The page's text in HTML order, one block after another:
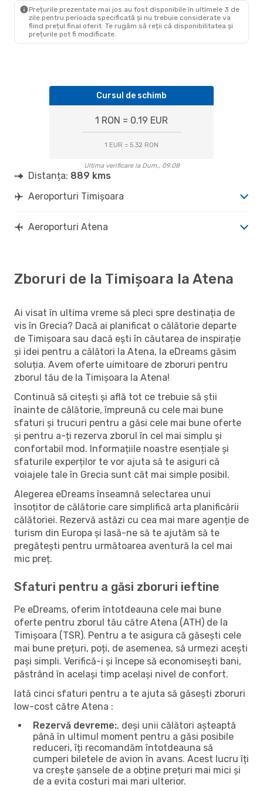
Prețurile prezentate mai jos au fost disponibile în ultimele 3 de
zile pentru perioada specificată și nu trebuie considerate va
fiind prețul final oferit. Te rugăm să reții că disponibilitatea și
prețurile pot fi modificate.
Cursul de schimb
1 RON = 0.19 EUR
1 EUR = 5.32 RON
Ultima verificare la Dum., 09.08
Distanța: 889 kms
Aeroporturi Timișoara
Aeroporturi Atena
Zboruri de la Timișoara la Atena
Ai visat în ultima vreme să pleci spre destinația de
vis în Grecia? Dacă ai planificat o călătorie departe
de Timișoara sau dacă ești în căutarea de inspirație
și idei pentru a călători la Atena, la eDreams găsim
soluția. Avem oferte uimitoare de zboruri pentru
zborul tău de la Timișoara la Atena!
Continuă să citești și află tot ce trebuie să știi
înainte de călătorie, împreună cu cele mai bune
sfaturi și trucuri pentru a găsi cele mai bune oferte
și pentru a-ți rezerva zborul în cel mai simplu și
confortabil mod. Informațiile noastre esențiale și
sfaturile experților te vor ajuta să te asiguri că
voiajele tale în Grecia sunt cât mai simple posibil.
Alegerea eDreams înseamnă selectarea unui
însoțitor de călătorie care simplifică arta planificării
călătoriei. Rezervă astăzi cu cea mai mare agenție de
turism din Europa și lasă-ne să te ajutăm să te
pregătești pentru următoarea aventură la cel mai
mic preț.
Sfaturi pentru a găsi zboruri ieftine
Pe eDreams, oferim întotdeauna cele mai bune
oferte pentru zborul tău către Atena (ATH) de la
Timișoara (TSR). Pentru a te asigura că găsești cele
mai bune prețuri, poți, de asemenea, să urmezi acești
pași simpli. Verifică-i și începe să economisești bani,
păstrând în același timp același nivel de confort.
Iată cinci sfaturi pentru a te ajuta să găsești zboruri
low-cost către Atena :
Rezervă devreme:, deși unii călători așteaptă
până în ultimul moment pentru a găsi posibile
reduceri, îți recomandăm întotdeauna să
cumperi biletele de avion în avans. Acest lucru îți
va crește șansele de a obține prețuri mai mici și
de a evita costuri mai mari ulterior.